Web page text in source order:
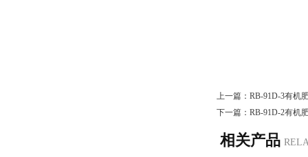
上一篇： RB-91D-3有机
下一篇： RB-91D-2有机
相关产品